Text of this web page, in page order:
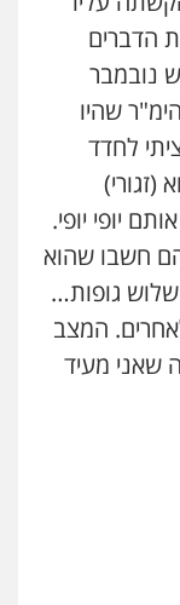
הדברים
נובמבר
שהיו
לחדד
יופי יופי.
חשבו שהוא
גופות…
המצב
שאני מעיד